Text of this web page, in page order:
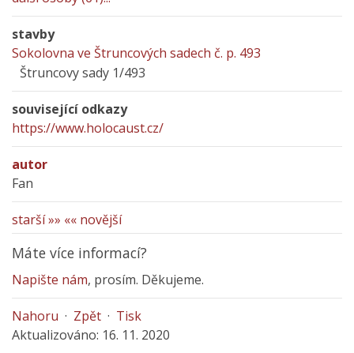
stavby
Sokolovna ve Štruncových sadech č. p. 493
Štruncovy sady 1/493
související odkazy
https://www.holocaust.cz/
autor
Fan
starší »» «« novější
Máte více informací?
Napište nám, prosím. Děkujeme.
Nahoru · Zpět · Tisk
Aktualizováno: 16. 11. 2020